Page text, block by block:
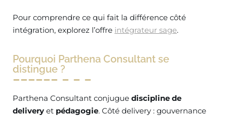
Pour comprendre ce qui fait la différence côté
intégration, explorez l’offre intégrateur sage.
Pourquoi Parthena Consultant se
distingue ?
Parthena Consultant conjugue discipline de
delivery et pédagogie. Côté delivery : gouvernance